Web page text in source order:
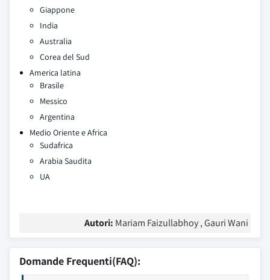
Giappone
India
Australia
Corea del Sud
America latina
Brasile
Messico
Argentina
Medio Oriente e Africa
Sudafrica
Arabia Saudita
UA
Autori: Mariam Faizullabhoy , Gauri Wani
Domande Frequenti(FAQ):